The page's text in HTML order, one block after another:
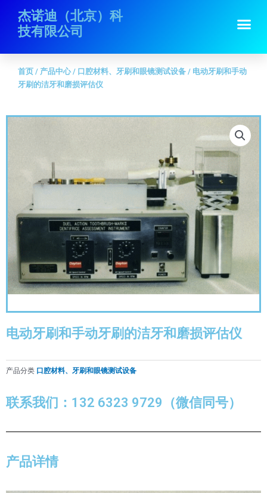
杰诺迪（北京）科
技有限公司
首页/产品中心 口腔材料、牙刷和眼镜测试设备
洁牙和磨损评估仪
首页 / 产品中心/ 口腔材料、牙刷和眼镜测试设备 / 电动牙刷和手动
牙刷的洁牙和磨损评估仪
电动牙刷和手动牙刷的洁牙和磨损评估仪
产品分类 口腔材料、牙刷和眼镜测试设备
联系我们：132 6323 9729（微信同号）
产品详情